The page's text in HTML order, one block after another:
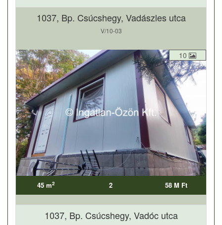
1037, Bp. Csúcshegy, Vadászles utca
V/10-03
10
45 m2 2 58 M Ft
1037, Bp. Csúcshegy, Vadóc utca